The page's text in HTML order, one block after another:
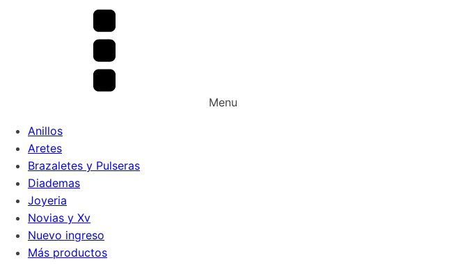
Menu
Anillos
Aretes
Brazaletes y Pulseras
Diademas
Joyeria
Novias y Xv
Nuevo ingreso
Más productos